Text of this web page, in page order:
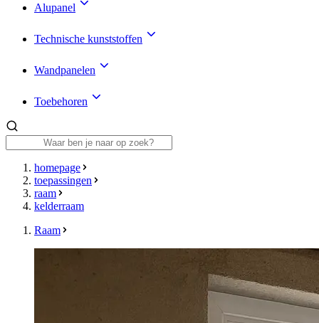
Alupanel
Technische kunststoffen
Wandpanelen
Toebehoren
homepage
toepassingen
raam
kelderraam
Raam